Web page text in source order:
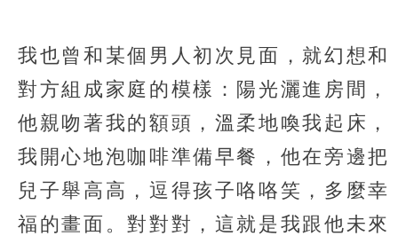
我也曾和某個男人初次見面，就幻想和
對方組成家庭的模樣：陽光灑進房間，
他親吻著我的額頭，溫柔地喚我起床，
我開心地泡咖啡準備早餐，他在旁邊把
兒子舉高高，逗得孩子咯咯笑，多麼幸
福的畫面。對對對，這就是我跟他未來